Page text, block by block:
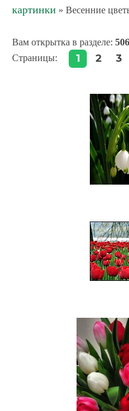
картинки » Весенние
Вам открытка в разделе: 506
Страницы: 1 2 3